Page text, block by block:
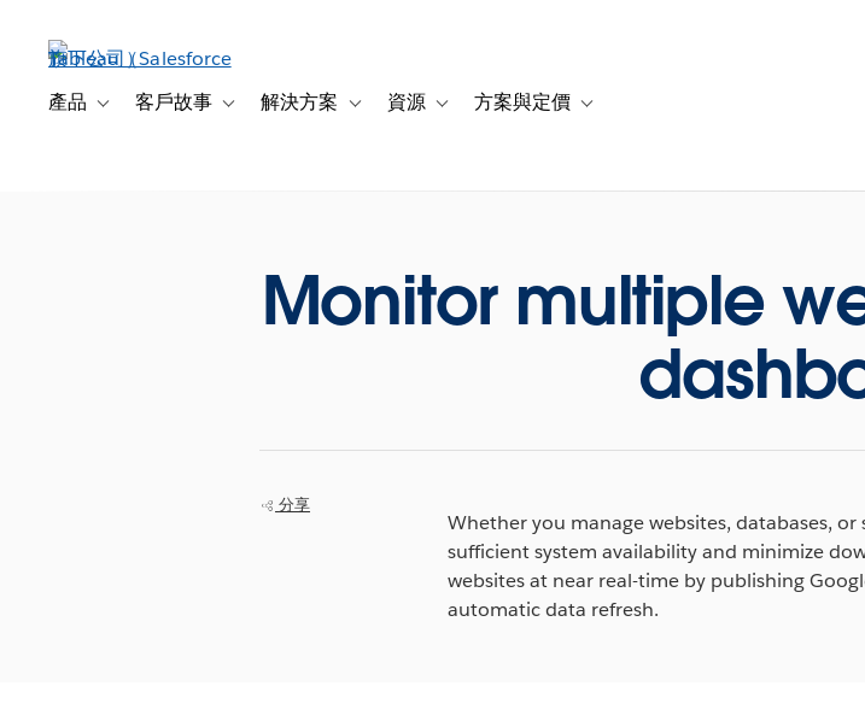
產品 Toggle sub-navigation for 產品
客戶故事 Toggle sub-navigation for 客戶故事
解決方案 Toggle sub-navigation for 解決方案
資源 Toggle sub-navigation for 資源
方案與定價 Toggle sub-navigation for 方案與定價
Monitor multiple
分享
Whether you manage websites, databases,
sufficient system availability and minimize
websites at near real-time by publishing
automatic data refresh.